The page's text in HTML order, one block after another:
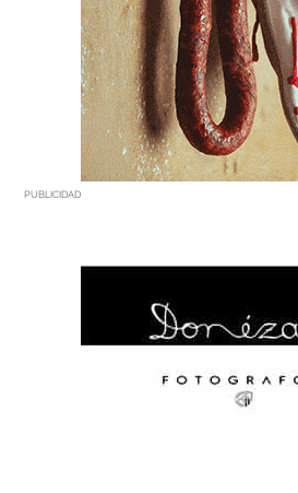
PUBLICIDAD